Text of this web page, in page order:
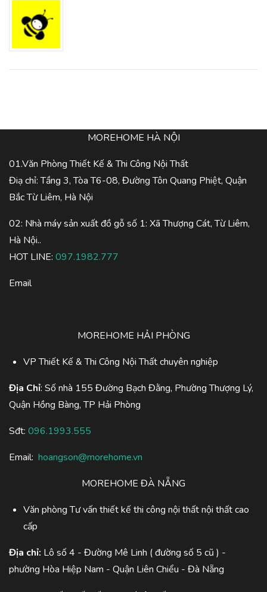
MOREHOME HÀ NỘI
01.Văn Phòng Thiết Kế & Thi Công Nội Thất
Điạ chỉ: Tầng 3, Tòa T6-08, Đường Tôn Quang Phiệt, Quận
Bắc Từ Liêm, Hà Nội
02: Nhà máy sản xuất đồ gỗ số 1: Xã Thượng Cát, Từ Liêm,
Hà Nội..
HOT LINE: 097.1982.777
Email
MOREHOME HẢI PHÒNG
VP Thiết Kế & Thi Công Nội Thất chuyên nghiệp
Địa Chỉ: Số nhà 155 Đường Bạch Đằng, Phường Thượng Lý,
Quận Hồng Bàng, TP Hải Phòng
Sđt: 096.1993.555
Email: hoangson@morehome.vn
MOREHOME ĐÀ NẴNG
Văn phòng Tư vấn thiết kế thi công nội thất nội thất cao
cấp
Địa chỉ: Lô số 4 - Đường Mê Linh ( đường số 5 cũ ) -
phường Hòa Hiệp Nam - Quận Liên Chiểu - Đà Nẵng